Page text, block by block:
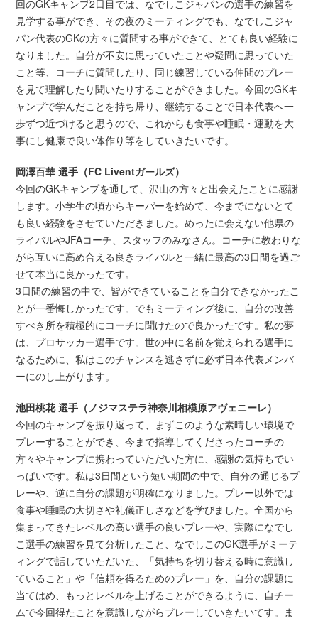
回のGKキャンプ2日目では、なでしこジャパンの選手の練習を
見学する事ができ、その夜のミーティングでも、なでしこジャ
パン代表のGKの方々に質問する事ができて、とても良い経験に
なりました。自分が不安に思っていたことや疑問に思っていた
こと等、コーチに質問したり、同じ練習している仲間のプレー
を見て理解したり聞いたりすることができました。今回のGKキ
ャンプで学んだことを持ち帰り、継続することで日本代表へ一
歩ずつ近づけると思うので、これからも食事や睡眠・運動を大
事にし健康で良い体作り等をしていきたいです。
岡澤百華 選手（FC Liventガールズ）
今回のGKキャンプを通して、沢山の方々と出会えたことに感謝
します。小学生の頃からキーパーを始めて、今までにないとて
も良い経験をさせていただきました。めったに会えない他県の
ライバルやJFAコーチ、スタッフのみなさん。コーチに教わりな
がら互いに高め合える良きライバルと一緒に最高の3日間を過ご
せて本当に良かったです。
3日間の練習の中で、皆ができていることを自分できなかったこ
とが一番悔しかったです。でもミーティング後に、自分の改善
すべき所を積極的にコーチに聞けたので良かったです。私の夢
は、プロサッカー選手です。世の中に名前を覚えられる選手に
なるために、私はこのチャンスを逃さずに必ず日本代表メンバ
ーにのし上がります。
池田桃花 選手（ノジマステラ神奈川相模原アヴェニーレ）
今回のキャンプを振り返って、まずこのような素晴しい環境で
プレーすることができ、今まで指導してくださったコーチの
方々やキャンプに携わっていただいた方に、感謝の気持ちでい
っぱいです。私は3日間という短い期間の中で、自分の通じるプ
レーや、逆に自分の課題が明確になりました。プレー以外では
食事や睡眠の大切さや礼儀正しさなどを学びました。全国から
集まってきたレベルの高い選手の良いプレーや、実際になでし
こ選手の練習を見て分析したこと、なでしこのGK選手がミーテ
ィングで話していただいた、「気持ちを切り替える時に意識し
ていること」や「信頼を得るためのプレー」を、自分の課題に
当てはめ、もっとレベルを上げることができるように、自チー
ムで今回得たことを意識しながらプレーしていきたいてす。ま